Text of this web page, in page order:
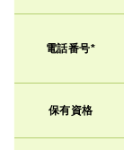
電話番号*
保有資格